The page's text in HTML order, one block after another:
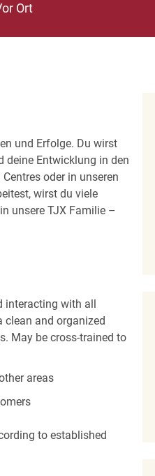
Ort
und Erfolge. Du wirst
deine Entwicklung in den
oder in unseren
wirst du viele
unsere TJX Familie –
interacting with all
clean and organized
May be cross-trained to
areas
to established